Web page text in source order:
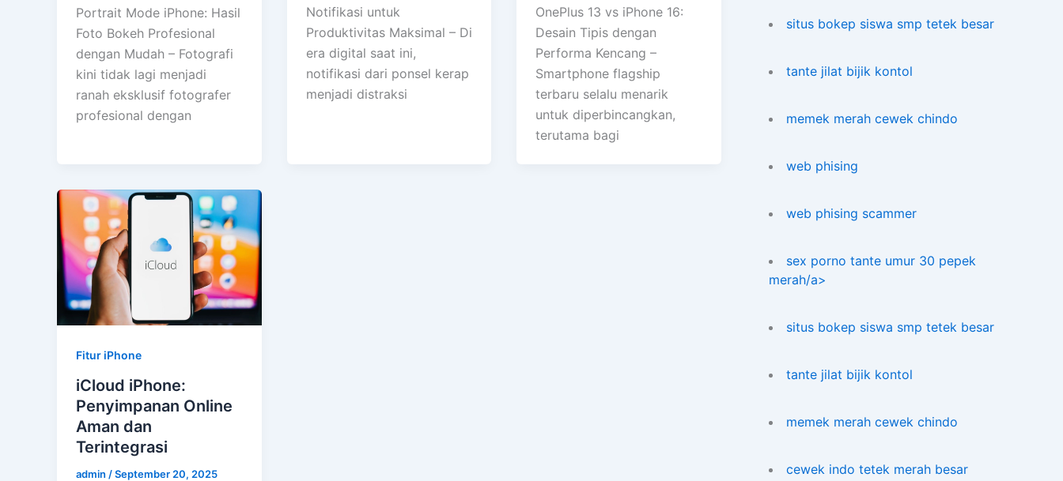
Portrait Mode iPhone: Hasil
Foto Bokeh Profesional
dengan Mudah – Fotografi
kini tidak lagi menjadi
ranah eksklusif fotografer
profesional dengan
Notifikasi untuk
Produktivitas Maksimal – Di
era digital saat ini,
notifikasi dari ponsel kerap
menjadi distraksi
OnePlus 13 vs iPhone 16:
Desain Tipis dengan
Performa Kencang –
Smartphone flagship
terbaru selalu menarik
untuk diperbincangkan,
terutama bagi
Fitur iPhone
iCloud iPhone:
Penyimpanan Online
Aman dan
Terintegrasi
admin /September 20, 2025
situs bokep siswa smp tetek besar
tante jilat bijik kontol
memek merah cewek chindo
web phising
web phising scammer
sex porno tante umur 30 pepek
merah/a>
situs bokep siswa smp tetek besar
tante jilat bijik kontol
memek merah cewek chindo
cewek indo tetek merah besar